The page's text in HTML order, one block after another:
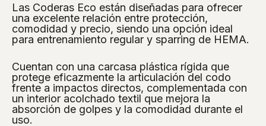
Las Coderas Eco están diseñadas para ofrecer
una excelente relación entre protección,
comodidad y precio, siendo una opción ideal
para entrenamiento regular y sparring de HEMA.
Cuentan con una carcasa plástica rígida que
protege eficazmente la articulación del codo
frente a impactos directos, complementada con
un interior acolchado textil que mejora la
absorción de golpes y la comodidad durante el
uso.